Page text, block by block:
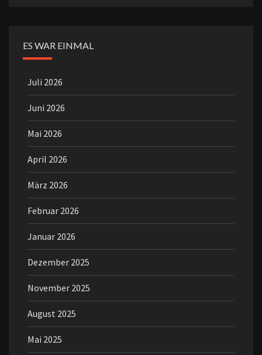
ES WAR EINMAL
Juli 2026
Juni 2026
Mai 2026
April 2026
März 2026
Februar 2026
Januar 2026
Dezember 2025
November 2025
August 2025
Mai 2025